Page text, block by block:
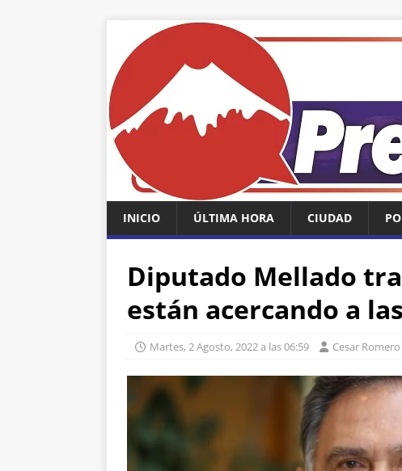
INICIO ÚLTIMA HORA CIUDAD
Diputado Mellado
están acercando a
Martes, 2 Agosto, 2022 a las 06:59 Cesar Romero